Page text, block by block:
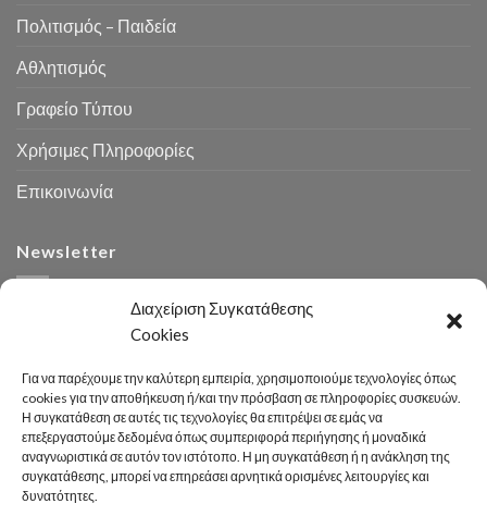
Διαχείριση Συγκατάθεσης
Cookies
Για να παρέχουμε την καλύτερη εμπειρία, χρησιμοποιούμε τεχνολογίες όπως
cookies για την αποθήκευση ή/και την πρόσβαση σε πληροφορίες συσκευών.
Η συγκατάθεση σε αυτές τις τεχνολογίες θα επιτρέψει σε εμάς να
επεξεργαστούμε δεδομένα όπως συμπεριφορά περιήγησης ή μοναδικά
αναγνωριστικά σε αυτόν τον ιστότοπο. Η μη συγκατάθεση ή η ανάκληση της
συγκατάθεσης, μπορεί να επηρεάσει αρνητικά ορισμένες λειτουργίες και
δυνατότητες.
Πολιτισμός – Παιδεία
Αθλητισμός
Γραφείο Τύπου
Χρήσιμες Πληροφορίες
Επικοινωνία
Newsletter
Αναζήτηση